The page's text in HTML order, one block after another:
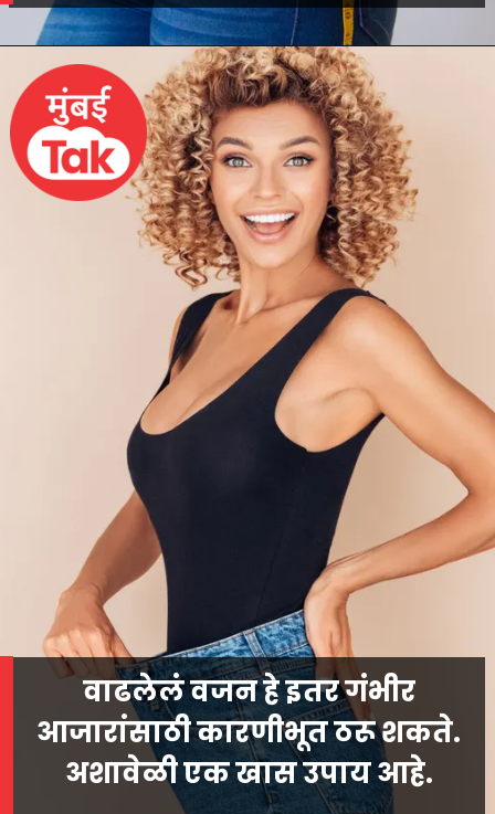
वाढलेलं वजन हे इतर गंभीर
आजारांसाठी कारणीभूत ठरू शकते.
अशावेळी एक खास उपाय आहे.